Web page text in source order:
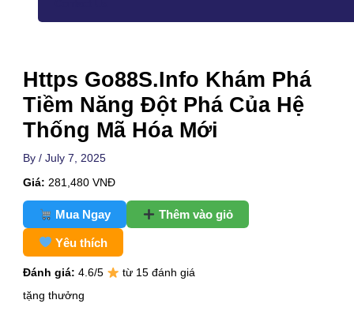
Https Go88S.Info Khám Phá
Tiềm Năng Đột Phá Của Hệ
Thống Mã Hóa Mới
By/July 7, 2025
Giá: 281,480 VNĐ
Mua Ngay Thêm vào giỏ
Yêu thích
Đánh giá: 4.6/5
từ 15 đánh giá
tặng thưởng